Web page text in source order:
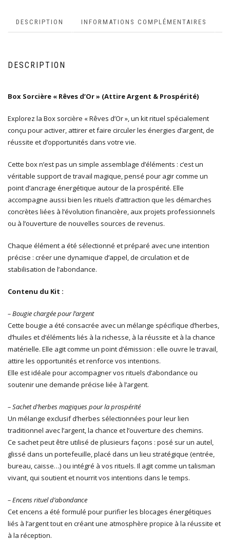
DESCRIPTION INFORMATIONS COMPLÉMENTAIRES
DESCRIPTION
Box Sorcière « Rêves d’Or » (Attire Argent & Prospérité)
Explorez la Box sorcière « Rêves d’Or », un kit rituel spécialement
conçu pour activer, attirer et faire circuler les énergies d’argent, de
réussite et d’opportunités dans votre vie.
Cette box n’est pas un simple assemblage d’éléments : c’est un
véritable support de travail magique, pensé pour agir comme un
point d’ancrage énergétique autour de la prospérité. Elle
accompagne aussi bien les rituels d’attraction que les démarches
concrètes liées à l’évolution financière, aux projets professionnels
ou à l’ouverture de nouvelles sources de revenus.
Chaque élément a été sélectionné et préparé avec une intention
précise : créer une dynamique d’appel, de circulation et de
stabilisation de l’abondance.
Contenu du Kit :
– Bougie chargée pour l’argent
Cette bougie a été consacrée avec un mélange spécifique d’herbes,
d’huiles et d’éléments liés à la richesse, à la réussite et à la chance
matérielle. Elle agit comme un point d’émission : elle ouvre le travail,
attire les opportunités et renforce vos intentions.
Elle est idéale pour accompagner vos rituels d’abondance ou
soutenir une demande précise liée à l’argent.
– Sachet d’herbes magiques pour la prospérité
Un mélange exclusif d’herbes sélectionnées pour leur lien
traditionnel avec l’argent, la chance et l’ouverture des chemins.
Ce sachet peut être utilisé de plusieurs façons : posé sur un autel,
glissé dans un portefeuille, placé dans un lieu stratégique (entrée,
bureau, caisse…) ou intégré à vos rituels. Il agit comme un talisman
vivant, qui soutient et nourrit vos intentions dans le temps.
– Encens rituel d’abondance
Cet encens a été formulé pour purifier les blocages énergétiques
liés à l’argent tout en créant une atmosphère propice à la réussite et
à la réception.